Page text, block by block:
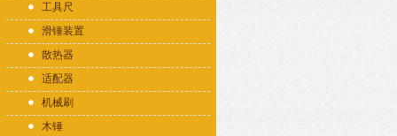
工具尺
滑锤装置
散热器
适配器
机械刷
木锤